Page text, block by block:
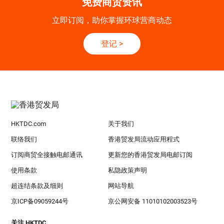
立即订阅，助你掌握环球营商动态
登记 >
HKTDC.com 关于我们
联络我们 香港贸发局流动应用程式
订阅商贸全接触电邮通讯 更新您的香港贸发局电邮订阅
使用条款 私隐政策声明
超连结条款及细则 网站导航
京ICP备09059244号 京公网安备 11010102003523号